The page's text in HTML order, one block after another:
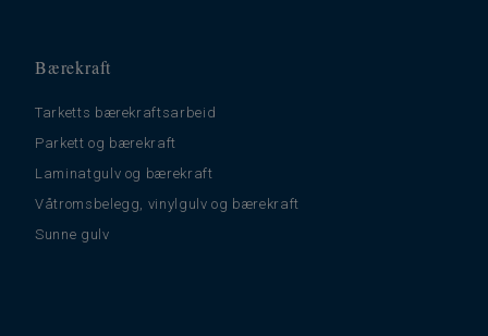
Bærekraft
Tarketts bærekraftsarbeid
Parkett og bærekraft
Laminatgulv og bærekraft
Våtromsbelegg, vinylgulv og bærekraft
Sunne gulv